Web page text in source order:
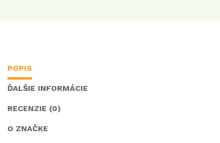
POPIS
ĎALŠIE INFORMÁCIE
RECENZIE (0)
O ZNAČKE